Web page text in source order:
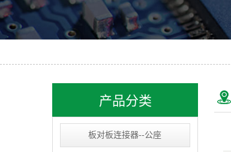
IC脚座连接器
USB&RJ连接器
IC socket
线束类
D-SUB连接器
产品分类
板对板连接器--公座